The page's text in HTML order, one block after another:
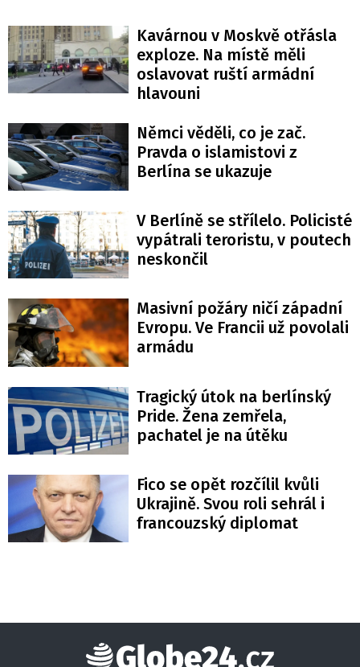
Kavárnou v Moskvě otřásla
exploze. Na místě měli
oslavovat ruští armádní
hlavouni
Němci věděli, co je zač.
Pravda o islamistovi z
Berlína se ukazuje
V Berlíně se střílelo. Policisté
vypátrali teroristu, v poutech
neskončil
Masivní požáry ničí západní
Evropu. Ve Francii už povolali
armádu
Tragický útok na berlínský
Pride. Žena zemřela,
pachatel je na útěku
Fico se opět rozčílil kvůli
Ukrajině. Svou roli sehrál i
francouzský diplomat
Globe24